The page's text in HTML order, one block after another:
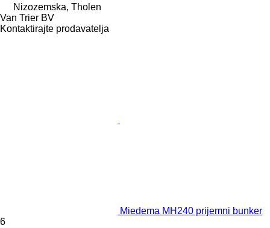
Nizozemska, Tholen
Van Trier BV
Kontaktirajte prodavatelja
Miedema MH240 prijemni bunker
6